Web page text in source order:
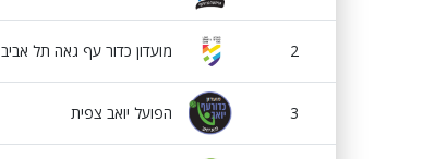
מועדון כדור עף גאה תל אביב 2
הפועל יואב צפית 3